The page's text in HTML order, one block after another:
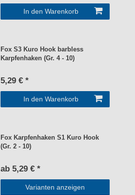
In den Warenkorb
Fox S3 Kuro Hook barbless
Karpfenhaken (Gr. 4 - 10)
5,29 € *
In den Warenkorb
Fox Karpfenhaken S1 Kuro Hook
(Gr. 2 - 10)
ab 5,29 € *
Varianten anzeigen